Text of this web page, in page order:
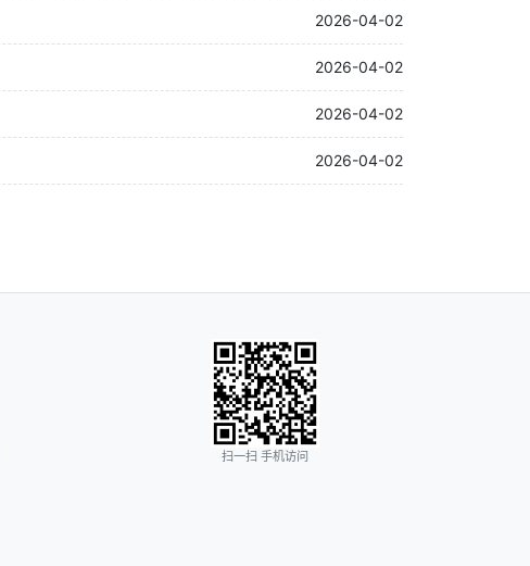
2026-04-02
2026-04-02
2026-04-02
2026-04-02
扫一扫 手机访问